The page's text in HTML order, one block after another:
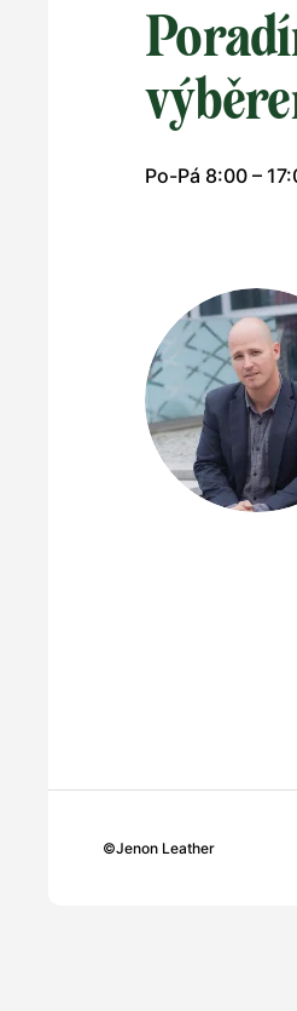
Po-Pá 8:00 –
©Jenon Leather